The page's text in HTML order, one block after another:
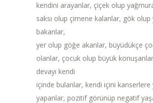
kendini arayanlar, çiçek olup
saksı olup çimene kalanlar, gök olup
bakanlar,
yer olup göğe akanlar, büyüdükçe
olanlar, çocuk olup büyük
devayı kendi
içinde bulanlar, kendi içini kanserlere
yapanlar, pozitif görünüp negatif